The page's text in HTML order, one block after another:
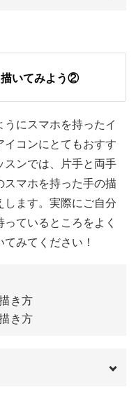
01:25
02:21
き方 09:12
いてみよう②
にスマホを持ったイ
イコンにとてもおすす
スンでは、片手と両手
スマホを持った手の描
します。実際にご自分
ているところをよく
みてください！
き方
き方